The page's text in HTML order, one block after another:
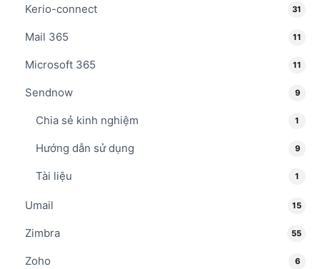
Kerio-connect 31
Mail 365 11
Microsoft 365 11
Sendnow 9
Chia sẻ kinh nghiệm 1
Hướng dẫn sử dụng 9
Tài liệu 1
Umail 15
Zimbra 55
Zoho 6